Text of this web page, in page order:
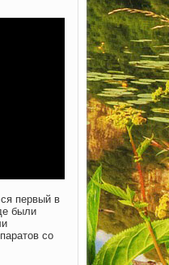
первый в
были
со